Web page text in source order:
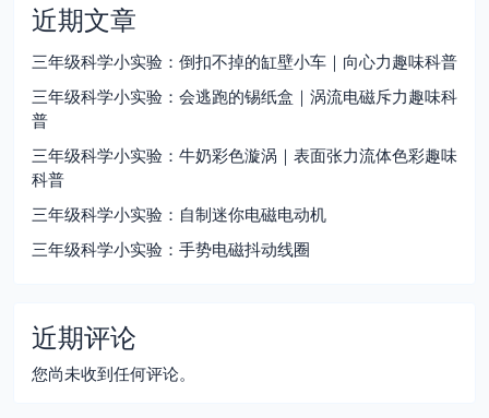
近期文章
三年级科学小实验：倒扣不掉的缸壁小车｜向心力趣味科普
三年级科学小实验：会逃跑的锡纸盒｜涡流电磁斥力趣味科
普
三年级科学小实验：牛奶彩色漩涡｜表面张力流体色彩趣味
科普
三年级科学小实验：自制迷你电磁电动机
三年级科学小实验：手势电磁抖动线圈
近期评论
您尚未收到任何评论。